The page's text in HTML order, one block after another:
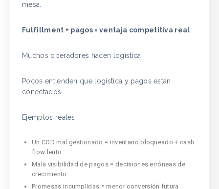
mesa.
Fulfillment + pagos = ventaja competitiva real
Muchos operadores hacen logística.
Pocos entienden que logística y pagos están
conectados.
Ejemplos reales:
Un COD mal gestionado = inventario bloqueado + cash
flow lento
Mala visibilidad de pagos = decisiones erróneas de
crecimiento
Promesas incumplidas = menor conversión futura